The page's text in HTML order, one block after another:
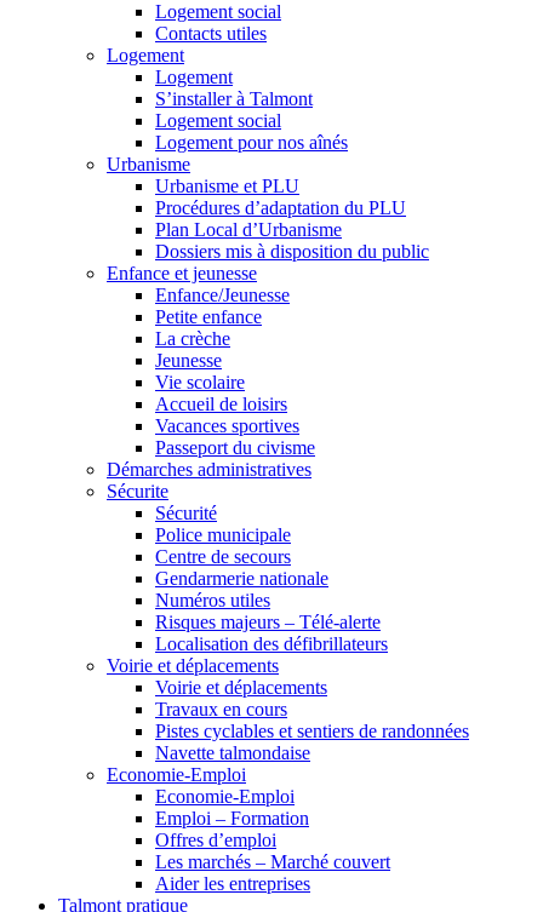
Logement social
Contacts utiles
Logement
Logement
S’installer à Talmont
Logement social
Logement pour nos aînés
Urbanisme
Urbanisme et PLU
Procédures d’adaptation du PLU
Plan Local d’Urbanisme
Dossiers mis à disposition du public
Enfance et jeunesse
Enfance/Jeunesse
Petite enfance
La crèche
Jeunesse
Vie scolaire
Accueil de loisirs
Vacances sportives
Passeport du civisme
Démarches administratives
Sécurite
Sécurité
Police municipale
Centre de secours
Gendarmerie nationale
Numéros utiles
Risques majeurs – Télé-alerte
Localisation des défibrillateurs
Voirie et déplacements
Voirie et déplacements
Travaux en cours
Pistes cyclables et sentiers de randonnées
Navette talmondaise
Economie-Emploi
Economie-Emploi
Emploi – Formation
Offres d’emploi
Les marchés – Marché couvert
Aider les entreprises
Talmont pratique